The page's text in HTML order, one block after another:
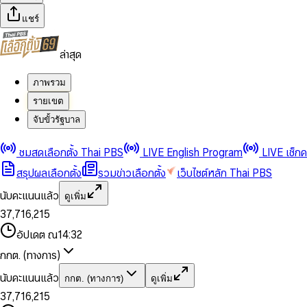
แชร์
ล่าสุด
ภาพรวม
รายเขต
จับขั้วรัฐบาล
ชมสดเลือกตั้ง Thai PBS LIVE English Program
LIVE เช็ก
สรุปผลเลือกตั้ง
รวมข่าวเลือกตั้ง
เว็บไซต์หลัก Thai PBS
นับคะแนนแล้ว
ดูเพิ่ม
0
1
2
3
4
5
6
8
9
2
3
4
5
6
7
8
9
,
0
2
4
6
7
8
9
0
1
2
3
4
5
6
7
8
1
3
5
6
7
8
9
,
1
2
4
5
7
8
9
0
1
3
4
6
7
8
0
2
3
4
5
7
8
อัปเดต ณ14:32
กกต. (ทางการ)
นับคะแนนแล้ว
กกต. (ทางการ) ดูเพิ่ม
0
1
2
3
0
1
2
4
5
6
7,
0
1
2
4
6
7
0
1
0
1
3
5
6,
1
2
0
1
0
2
3
4
5